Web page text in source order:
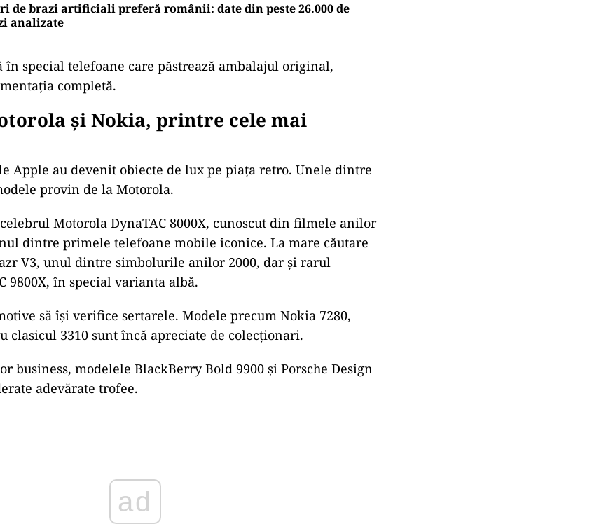
de brazi artificiali preferă românii: date din peste 26.000 de
analizate
în special telefoane care păstrează ambalajul original,
completă.
și Nokia, printre cele mai
Apple au devenit obiecte de lux pe piața retro. Unele dintre
provin de la Motorola.
Motorola DynaTAC 8000X, cunoscut din filmele anilor
dintre primele telefoane mobile iconice. La mare căutare
V3, unul dintre simbolurile anilor 2000, dar și rarul
9800X, în special varianta albă.
să își verifice sertarele. Modele precum Nokia 7280,
clasicul 3310 sunt încă apreciate de colecționari.
business, modelele BlackBerry Bold 9900 și Porsche Design
adevărate trofee.
ad